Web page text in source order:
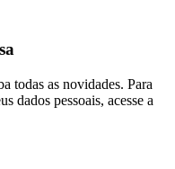
todas as novidades. Para
dados pessoais, acesse a